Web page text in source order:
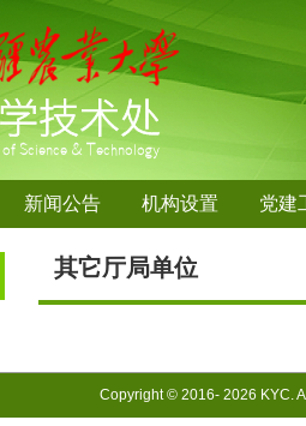
新闻公告 机构设置 党建
其它厅局单位
Copyright © 2016- 2026 KYC.